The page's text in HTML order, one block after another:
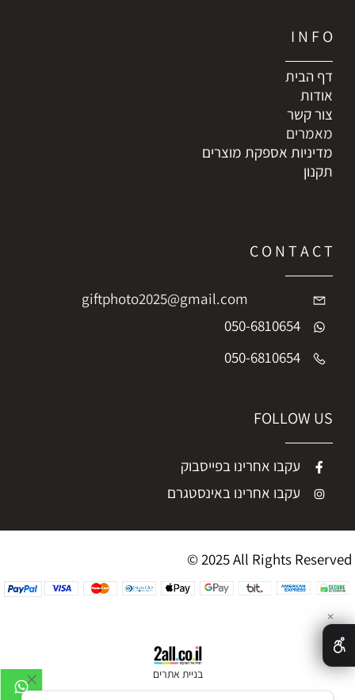
I N F O
דף הבית
אודות
צור קשר
מאמרים
מדיניות אספקת מוצרים
תקנון
C O N T A C T
giftphoto2025@gmail.com
050-6810654
050-6810654
FOLLOW US
עקבו אחרינו בפייסבוק
עקבו אחרינו באינסטגרם
© 2025 All Rights Reserved
בניית אתרים
✕